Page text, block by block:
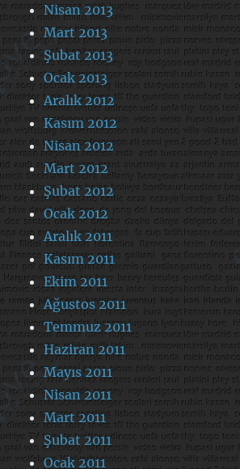
Nisan 2013
Mart 2013
Şubat 2013
Ocak 2013
Aralık 2012
Kasım 2012
Nisan 2012
Mart 2012
Şubat 2012
Ocak 2012
Aralık 2011
Kasım 2011
Ekim 2011
Ağustos 2011
Temmuz 2011
Haziran 2011
Mayıs 2011
Nisan 2011
Mart 2011
Şubat 2011
Ocak 2011